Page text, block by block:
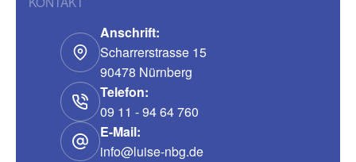
Anschrift:
Scharrerstrasse 15
90478 Nürnberg
Telefon:
09 11 - 94 64 760
E-Mail:
info@luise-nbg.de